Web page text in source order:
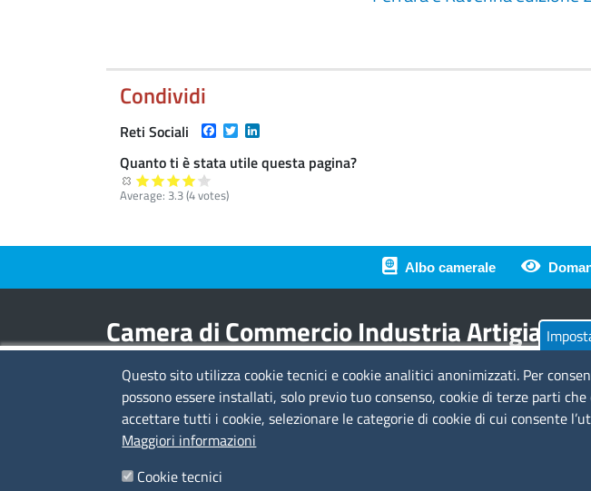
Condividi
Reti Sociali Facebook
Twitter
Quanto ti è stata utile questa pagina?
Average: 3.3(4votes)
Piè di pagina
Albo camerale
Camera di Commercio Industria
Contatti
sede legale:viale L.C. Farini 14 - 48121 Ravenna
sede territoriale:via Borgoleoni 11 - 44121
Ferrara
Amministrazione
Bandi di gara
Questo sito utilizza cookie tecnici e cookie analitici anonimizzati. Per
possono essere installati, solo previo tuo consenso, cookie di terze parti
accettare tutti i cookie, selezionare le categorie di cookie di cui consente
Maggiori informazioni
Cookie tecnici